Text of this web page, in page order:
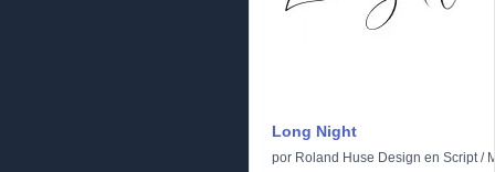
Long Night
por Roland Huse Design en Script/